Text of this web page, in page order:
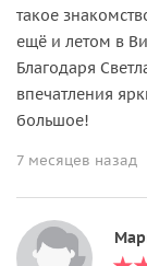
такое
ещё и летом в
Благодаря
впечатления
большое!
7 месяцев назад